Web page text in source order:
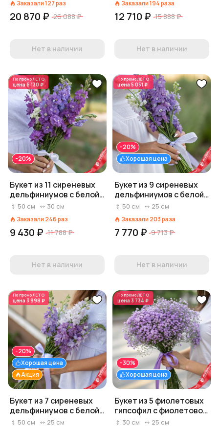
Заказали127раз
20 870 ₽ 26 088 ₽
Нет в наличии
Заказали194раза
12 710 ₽ 15 888 ₽
Нет в наличии
По промоЛЕТО
цена6 130 ₽
-20%
Букет из 11 сиреневых
дельфиниумов с белой
лентой
50 см 30 см
Заказали 246раз
9 430 ₽ 11 788 ₽
Нет в наличии
По промоЛЕТО
цена 5 051 ₽
Хорошая цена
-20%
Букет из 9 сиреневых
дельфиниумов с белой
лентой
50 см 25 см
Заказали 203раза
7 770 ₽ 9 713 ₽
Нет в наличии
По промоЛЕТО
цена 3 998 ₽
Акция
Хорошая цена
-20%
Букет из 7 сиреневых
дельфиниумов с белой
лентой
50 см 25 см
По промоЛЕТО
цена 3 734 ₽
Хорошая цена
-30%
Букет из 5 фиолетовых
гипсофил с фиолетовой
лентой
30 см 25 см